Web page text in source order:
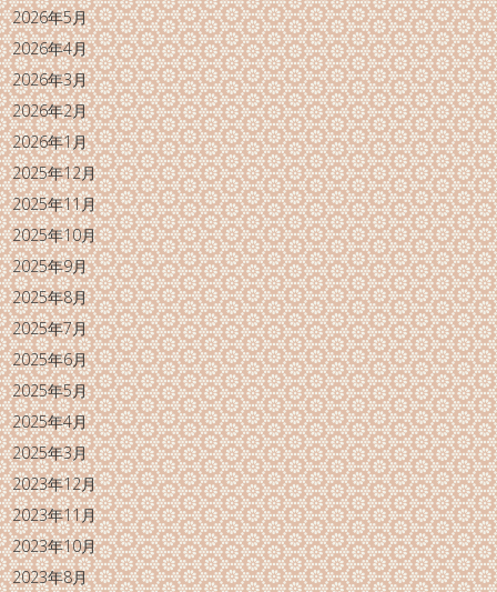
2026年5月
2026年4月
2026年3月
2026年2月
2026年1月
2025年12月
2025年11月
2025年10月
2025年9月
2025年8月
2025年7月
2025年6月
2025年5月
2025年4月
2025年3月
2023年12月
2023年11月
2023年10月
2023年8月